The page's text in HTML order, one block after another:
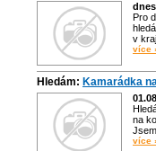
dnes
Pro
v
více
Hledám: Kamarádka
na
více